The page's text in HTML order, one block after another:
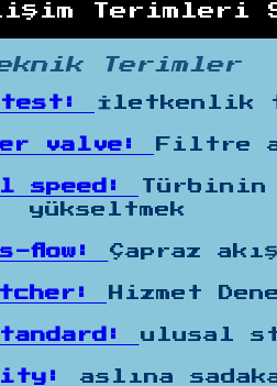
Terimleri
Terimler
test: İletkenlik
valve: Filtre
speed:
Türbinin
yükseltmek
flow: Çapraz
Hizmet
ulusal
aslına